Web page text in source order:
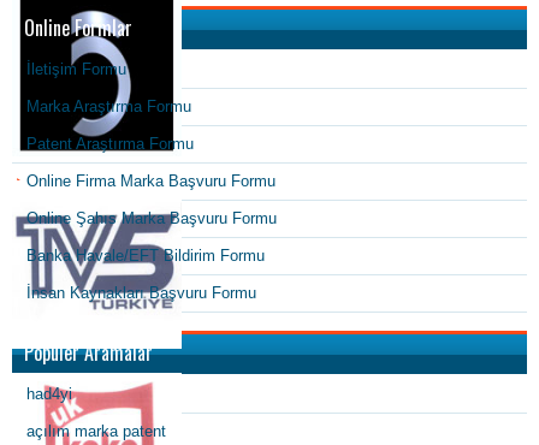
Online Formlar
İletişim Formu
Marka Araştırma Formu
Patent Araştırma Formu
Online Firma Marka Başvuru Formu
Online Şahıs Marka Başvuru Formu
Banka Havale/EFT Bildirim Formu
İnsan Kaynakları Başvuru Formu
Popüler Aramalar
had4yi
açılım marka patent